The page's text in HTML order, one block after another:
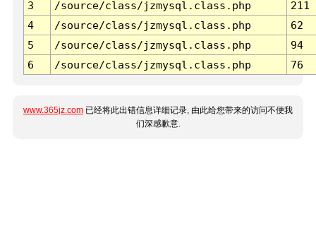
3 /source/class/jzmysql.class.php
211
4
/source/class/jzmysql.class.php
62
5
/source/class/jzmysql.class.php
94
6
/source/class/jzmysql.class.php 76
www.365jz.com 已经将此出错信息详细记录, 由此给您带来的访问不便我
们深感歉意.